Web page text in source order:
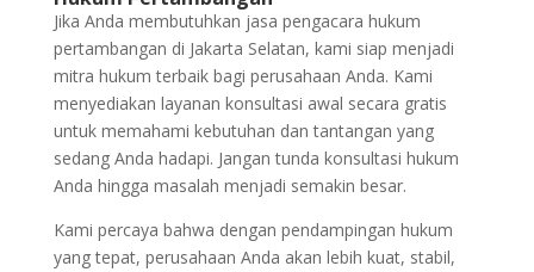
Jika Anda membutuhkan jasa pengacara hukum
pertambangan di Jakarta Selatan, kami siap menjadi
mitra hukum terbaik bagi perusahaan Anda. Kami
menyediakan layanan konsultasi awal secara gratis
untuk memahami kebutuhan dan tantangan yang
sedang Anda hadapi. Jangan tunda konsultasi hukum
Anda hingga masalah menjadi semakin besar.
Kami percaya bahwa dengan pendampingan hukum
yang tepat, perusahaan Anda akan lebih kuat, stabil,